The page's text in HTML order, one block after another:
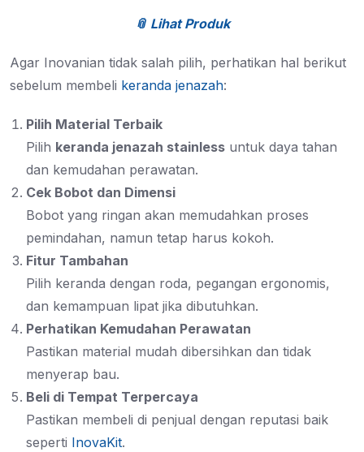
📎 Lihat Produk
Agar Inovanian tidak salah pilih, perhatikan hal berikut
sebelum membeli keranda jenazah:
Pilih Material Terbaik
Pilih keranda jenazah stainless untuk daya tahan
dan kemudahan perawatan.
Cek Bobot dan Dimensi
Bobot yang ringan akan memudahkan proses
pemindahan, namun tetap harus kokoh.
Fitur Tambahan
Pilih keranda dengan roda, pegangan ergonomis,
dan kemampuan lipat jika dibutuhkan.
Perhatikan Kemudahan Perawatan
Pastikan material mudah dibersihkan dan tidak
menyerap bau.
Beli di Tempat Terpercaya
Pastikan membeli di penjual dengan reputasi baik
seperti InovaKit.